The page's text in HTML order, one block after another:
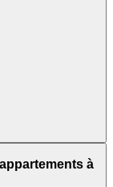
à